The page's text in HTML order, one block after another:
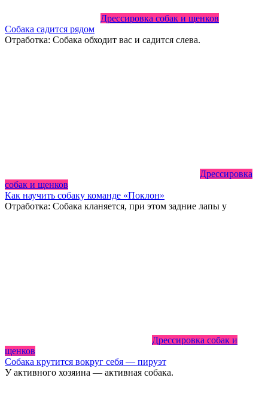
Дрессировка собак и щенков
Собака садится рядом
Отработка: Собака обходит вас и садится слева.
Дрессировка
собак и щенков
Как научить собаку команде «Поклон»
Отработка: Собака кланяется, при этом задние лапы у
Дрессировка собак и
щенков
Собака крутится вокруг себя — пируэт
У активного хозяина — активная собака.